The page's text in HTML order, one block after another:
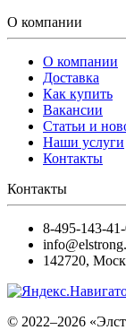
О компании
О компании
Доставка
Как купить
Вакансии
Статьи и
Наши услуги
Контакты
Контакты
8-495-143-41-
142720,
© 2022–2026